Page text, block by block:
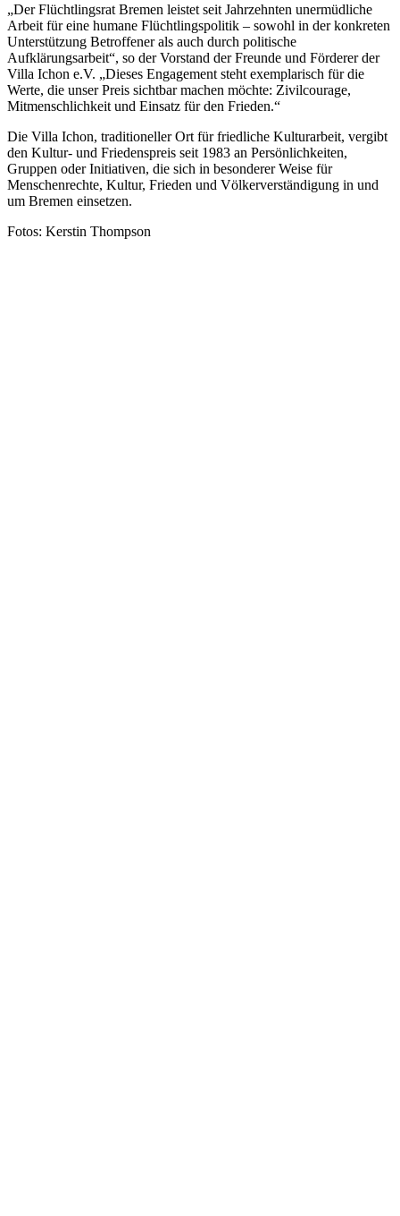
„Der Flüchtlingsrat Bremen leistet seit Jahrzehnten unermüdliche
Arbeit für eine humane Flüchtlingspolitik – sowohl in der konkreten
Unterstützung Betroffener als auch durch politische
Aufklärungsarbeit“, so der Vorstand der Freunde und Förderer der
Villa Ichon e.V. „Dieses Engagement steht exemplarisch für die
Werte, die unser Preis sichtbar machen möchte: Zivilcourage,
Mitmenschlichkeit und Einsatz für den Frieden.“
Die Villa Ichon, traditioneller Ort für friedliche Kulturarbeit, vergibt
den Kultur- und Friedenspreis seit 1983 an Persönlichkeiten,
Gruppen oder Initiativen, die sich in besonderer Weise für
Menschenrechte, Kultur, Frieden und Völkerverständigung in und
um Bremen einsetzen.
Fotos: Kerstin Thompson